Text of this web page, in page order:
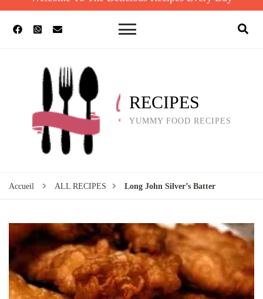
RECIPES
YUMMY FOOD RECIPES
Accueil ALL RECIPES Long John Silver’s Batter